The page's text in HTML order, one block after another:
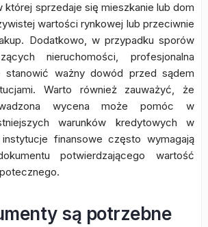
której sprzedaje się mieszkanie lub dom
wartości rynkowej lub przeciwnie
Dodatkowo, w przypadku sporów
nieruchomości, profesjonalna
stanowić ważny dowód przed sądem
Warto również zauważyć, że
wycena może pomóc w
warunków kredytowych w
finansowe często wymagają
potwierdzającego wartość
są potrzebne